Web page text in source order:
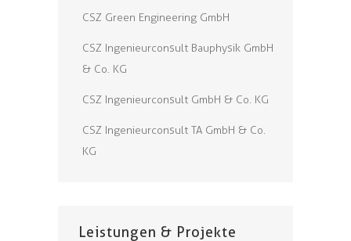
CSZ Green Engineering GmbH
CSZ Ingenieurconsult Bauphysik GmbH
& Co. KG
CSZ Ingenieurconsult GmbH & Co. KG
CSZ Ingenieurconsult TA GmbH & Co.
KG
Leistungen & Projekte